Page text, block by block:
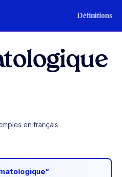
Définitions
en français